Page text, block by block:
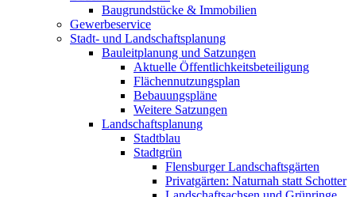
Baugrundstücke & Immobilien
Gewerbeservice
Stadt- und Landschaftsplanung
Bauleitplanung und Satzungen
Aktuelle Öffentlichkeitsbeteiligung
Flächennutzungsplan
Bebauungspläne
Weitere Satzungen
Landschaftsplanung
Stadtblau
Stadtgrün
Flensburger Landschaftsgärten
Privatgärten: Naturnah statt Schotter